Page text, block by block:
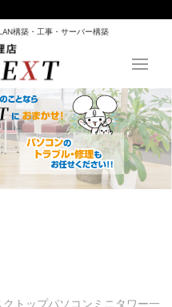
構築・工事・サーバー構築
DT7
クトップパソコン ミニタワー一